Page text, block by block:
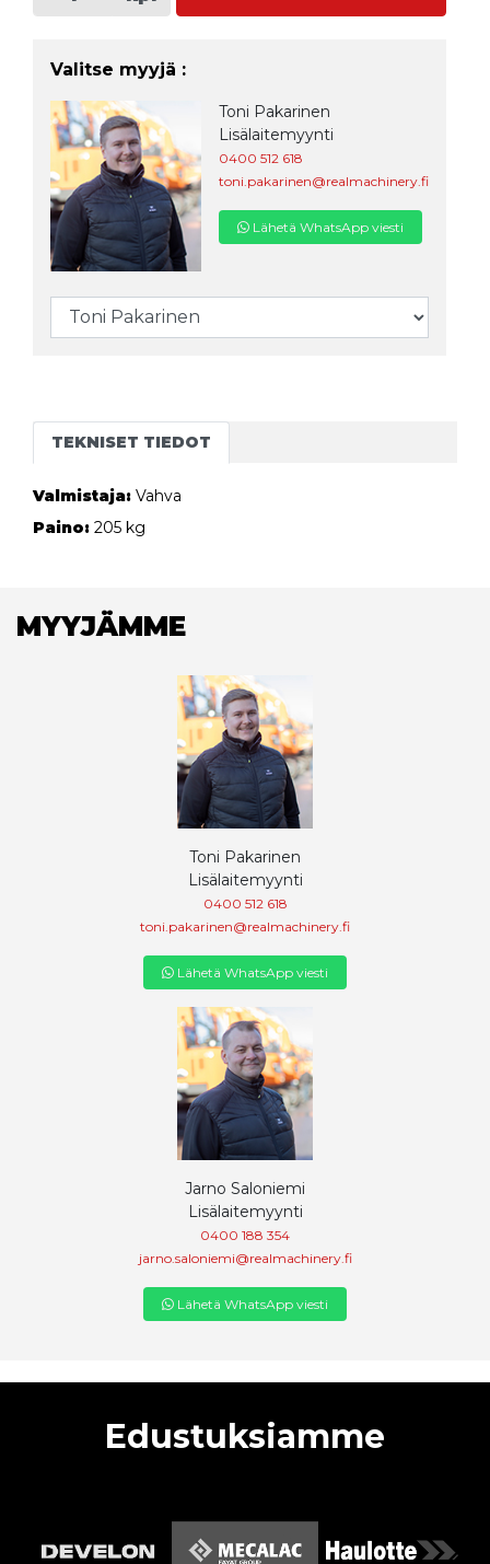
Valitse myyjä :
Toni Pakarinen
Lisälaitemyynti
0400 512 618
toni.pakarinen@realmachinery.fi
Lähetä WhatsApp viesti
TEKNISET TIEDOT
Valmistaja: Vahva
Paino: 205 kg
MYYJÄMME
Toni Pakarinen
Lisälaitemyynti
0400 512 618
toni.pakarinen@realmachinery.fi
Lähetä WhatsApp viesti
Jarno Saloniemi
Lisälaitemyynti
0400 188 354
jarno.saloniemi@realmachinery.fi
Lähetä WhatsApp viesti
Edustuksiamme